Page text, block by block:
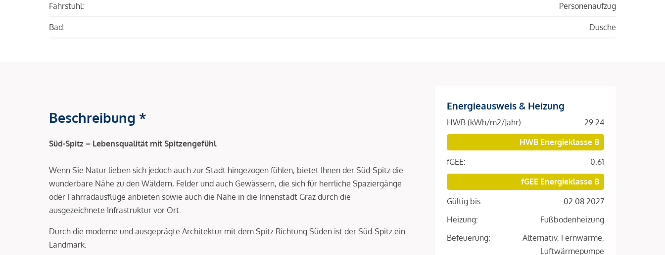
Fahrstuhl: Personenaufzug
Bad: Dusche
Beschreibung *
Süd-Spitz – Lebensqualität mit Spitzengefühl
Wenn Sie Natur lieben sich jedoch auch zur Stadt hingezogen fühlen, bietet Ihnen der Süd-Spitz die
wunderbare Nähe zu den Wäldern, Felder und auch Gewässern, die sich für herrliche Spaziergänge
oder Fahrradausflüge anbieten sowie auch die Nähe in die Innenstadt Graz durch die
ausgezeichnete Infrastruktur vor Ort.
Durch die moderne und ausgeprägte Architektur mit dem Spitz Richtung Süden ist der Süd-Spitz ein
Landmark.
Energieausweis & Heizung
HWB (kWh/m2/Jahr):
29.24
HWB Energieklasse B
fGEE:
0.61
fGEE Energieklasse B
Gültig bis:
02.08.2027
Heizung:
Fußbodenheizung
Befeuerung:
Alternativ, Fernwärme,
Luftwärmepumpe